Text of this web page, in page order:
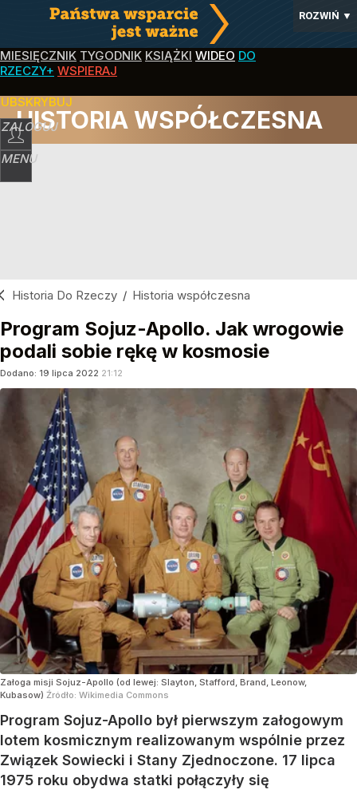
ROZWIŃ ▼
MIESIĘCZNIK TYGODNIK KSIĄŻKI WIDEO DO
RZECZY+ WSPIERAJ
ZALOGUJ
MENU
HISTORIA WSPÓŁCZESNA
Historia Do Rzeczy / Historia współczesna
Program Sojuz-Apollo. Jak wrogowie
podali sobie rękę w kosmosie
Dodano: 19 lipca 2022 21:12
Załoga misji Sojuz-Apollo (od lewej: Slayton, Stafford, Brand, Leonow,
Kubasow) Źródło: Wikimedia Commons
Program Sojuz-Apollo był pierwszym załogowym
lotem kosmicznym realizowanym wspólnie przez
Związek Sowiecki i Stany Zjednoczone. 17 lipca
1975 roku obydwa statki połączyły się